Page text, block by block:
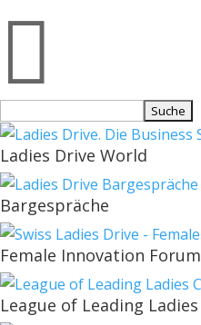

nach:
Ladies Drive World
Bargespräche
Female Innovation Forum
League of Leading Ladies